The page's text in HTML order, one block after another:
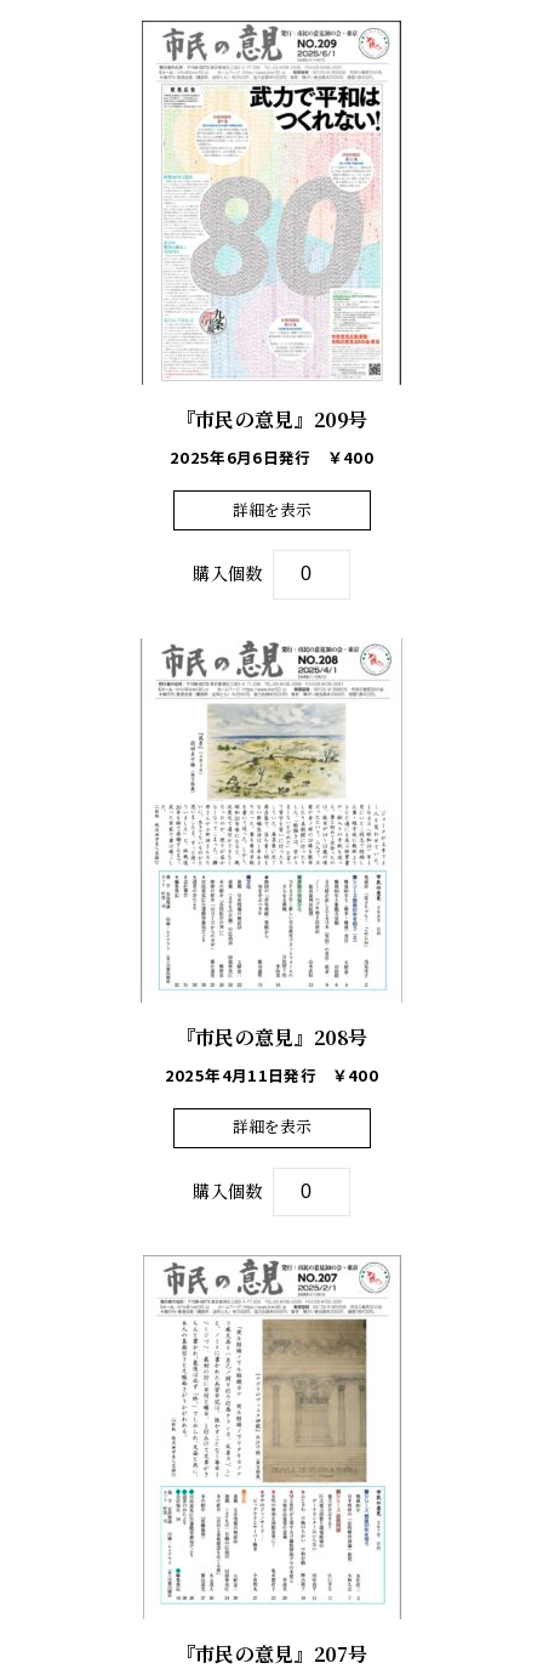
『市民の意見』209号
2025年6月6日発行 ￥400
詳細を表示
購入個数
『市民の意見』208号
2025年4月11日発行 ￥400
詳細を表示
購入個数
『市民の意見』207号